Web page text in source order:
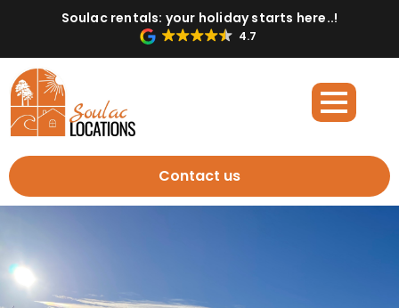
Soulac rentals: your holiday starts here..!
4.7
Contact us